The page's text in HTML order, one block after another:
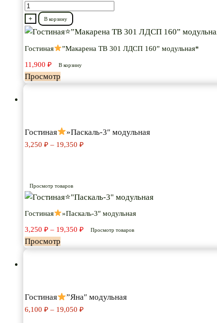
Количество
товара
Гостиная
”Макарена
ТВ
301
+ В корзину
Гостиная ”Макарена ТВ 301 ЛДСП 160” модульная*
11,900 ₽ В корзину
Просмотр
Гостиная »Паскаль-3″ модульная
3,250 ₽ – 19,350 ₽
Просмотр товаров
Гостиная »Паскаль-3″ модульная
3,250 ₽ – 19,350 ₽ цен:
Просмотр товаров
Просмотр
Гостиная ”Яна″ модульная
6,100 ₽ – 19,050 ₽